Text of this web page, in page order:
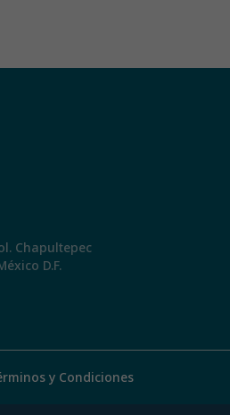
Chapultepec
D.F.
y Condiciones